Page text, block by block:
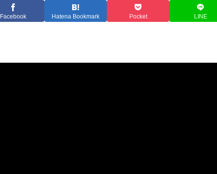
Facebook Hatena Bookmark Pocket LINE